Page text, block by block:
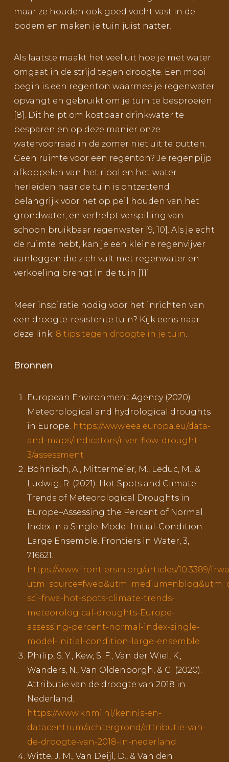
maar ze houden ook goed vocht vast in de
bodem en maken je tuin juist natter!
Als laatste maakt het veel uit hoe je met water
omgaat in de strijd tegen droogte. Een mooi
begin is een regenton waarmee je regenwater
opvangt en gebruikt om je tuin te besproeien
[8]. Dit helpt om kostbaar drinkwater te
besparen en op deze manier onze
watervoorraad in de zomer niet uit te putten.
Geen ruimte voor een regenton? Je regenpijp
afkoppelen van het riool en het water
herleiden naar de tuin is ontzettend
belangrijk voor het op peil houden van het
grondwater, en verhelpt verspilling van
schoon bruikbaar regenwater [9, 10]. Als je echt
de ruimte hebt, kan je een kleine regenvijver
aanleggen die zich vult met regenwater en
verkoeling brengt in de tuin [11].
Meer inspiratie nodig voor het inrichten van
een droogte-resistente tuin? Kijk eens naar
deze link: 8 tips tegen droogte in je tuin
Bronnen
European Environment Agency (2020).
Meteorological and hydrological droughts
in Europe. https://www.eea.europa.eu/data-
and-maps/indicators/river-flow-drought-
3/assessment
Böhnisch, A., Mittermeier, M., Leduc, M., &
Ludwig, R. (2021). Hot Spots and Climate
Trends of Meteorological Droughts in
Europe–Assessing the Percent of Normal
Index in a Single-Model Initial-Condition
Large Ensemble. Frontiers in Water, 3,
716621.
https://www.frontiersin.org/articles/10.3389/
sci-frwa-hot-spots-climate-trends-
meteorological-droughts-Europe-
assessing-percent-normal-index-single-
model-initial-condition-large-ensemble
Philip, S. Y., Kew, S. F., Van der Wiel, K.,
Wanders, N., Van Oldenborgh, & G. (2020).
Attributie van de droogte van 2018 in
Nederland.
https://www.knmi.nl/kennis-en-
datacentrum/achtergrond/attributie-van-
de-droogte-van-2018-in-nederland
Witte, J. M., Van Deijl, D., & Van den